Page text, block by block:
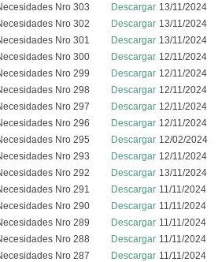
Nro 303 Descargar 13/11/2024
Nro 302 Descargar 13/11/2024
Nro 301 Descargar 13/11/2024
Nro 300 Descargar 12/11/2024
Nro 299 Descargar 12/11/2024
Nro 298 Descargar 12/11/2024
Nro 297 Descargar 12/11/2024
Nro 296 Descargar 12/11/2024
Nro 295 Descargar 12/02/2024
Nro 293 Descargar 12/11/2024
Nro 292 Descargar 13/11/2024
Nro 291 Descargar 11/11/2024
Nro 290 Descargar 11/11/2024
Nro 289 Descargar 11/11/2024
Nro 288 Descargar 11/11/2024
Nro 287 Descargar 11/11/2024